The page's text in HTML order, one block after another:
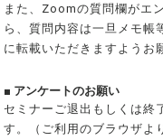
また、Zoomの質問欄がエ
ら、質問内容は一旦メモ帳
に転載いただきますようお
■ アンケートのお願い
セミナーご退出もしくは終
す。（ご利用のブラウザよ